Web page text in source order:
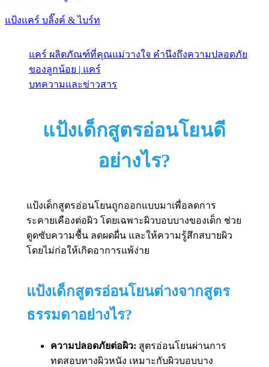
แป้งแคร์ บลิ๊งค์ & ไบร์ท
แคร์ ผลิตภัณฑ์ที่คุณแม่วางใจ คำนึงถึงความปลอดภัย
ของลูกน้อย | แคร์
บทความและข่าวสาร
แป้งเด็กสูตรอ่อนโยนดี
อย่างไร?
แป้งเด็กสูตรอ่อนโยนถูกออกแบบมาเพื่อลดการ
ระคายเคืองต่อผิว โดยเฉพาะผิวบอบบางของเด็ก ช่วย
ดูดซับความชื้น ลดผดผื่น และให้ความรู้สึกสบายผิว
โดยไม่ก่อให้เกิดอาการแพ้ง่าย
แป้งเด็กสูตรอ่อนโยนต่างจากสูตร
ธรรมดาอย่างไร?
ความปลอดภัยต่อผิว: สูตรอ่อนโยนผ่านการ
ทดสอบทางผิวหนัง เหมาะกับผิวบอบบาง